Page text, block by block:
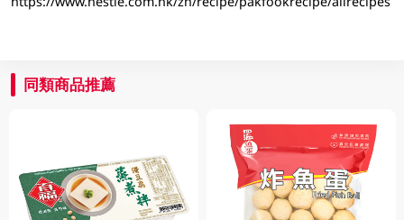
同類商品推薦